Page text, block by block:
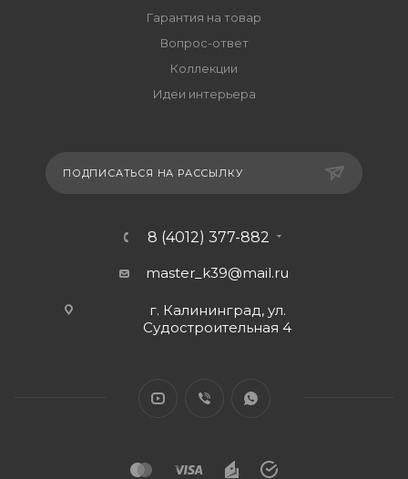
Гарантия на товар
Вопрос-ответ
Коллекции
Идеи интерьера
ПОДПИСАТЬСЯ НА РАССЫЛКУ
8 (4012) 377-882
master_k39@mail.ru
г. Калининград, ул.
Судостроительная 4